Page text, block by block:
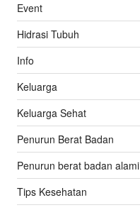
Event
Hidrasi Tubuh
Info
Keluarga
Keluarga Sehat
Penurun Berat Badan
Penurun berat badan alami
Tips Kesehatan